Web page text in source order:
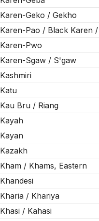
Karen-Geko / Gekho
Karen-Pao / Black Karen
Karen-Pwo
Karen-Sgaw / S'gaw
Kashmiri
Katu
Kau Bru / Riang
Kayah
Kayan
Kazakh
Kham / Khams, Eastern
Khandesi
Kharia / Khariya
Khasi / Kahasi